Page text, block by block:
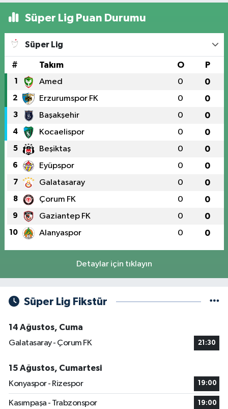
Süper Lig Puan Durumu
Süper Lig
# Takım O P
1 Amed 0 0
2 Erzurumspor FK 0 0
3 Başakşehir 0 0
4 Kocaelispor 0 0
5 Beşiktaş 0 0
6 Eyüpspor 0 0
7 Galatasaray 0 0
8 Çorum FK 0 0
9 Gaziantep FK 0 0
10 Alanyaspor 0 0
Detaylar için tıklayın
Süper Lig Fikstür
14 Ağustos, Cuma
Galatasaray - Çorum FK
21:30
15 Ağustos, Cumartesi
Konyaspor - Rizespor
19:00
Kasımpaşa - Trabzonspor 19:00